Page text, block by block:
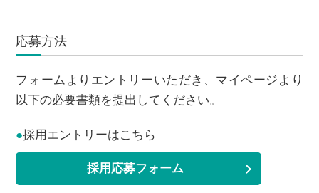
応募方法
フォームよりエントリーいただき、マイページより
以下の必要書類を提出してください。
●採用エントリーはこちら
採用応募フォーム